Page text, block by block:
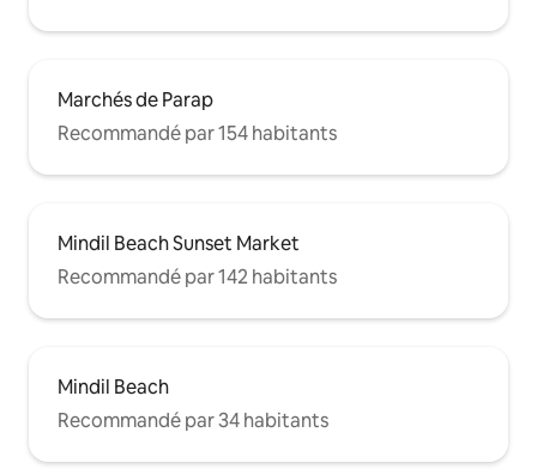
Marchés de Parap
Recommandé par 154 habitants
Mindil Beach Sunset Market
Recommandé par 142 habitants
Mindil Beach
Recommandé par 34 habitants